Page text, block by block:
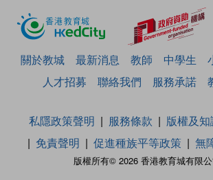
關於教城 最新消息 教師 中學生
人才招募
聯絡我們 服務承諾
版權所有© 2026 香港教育城有限
私隱政策聲明 服務條款
版權及
免責聲明
促進種族平等政策 無